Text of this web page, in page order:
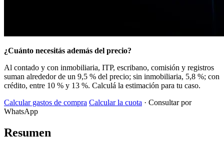
¿Cuánto necesitás además del precio?
Al contado y con inmobiliaria, ITP, escribano, comisión y registros
suman alrededor de un 9,5 % del precio; sin inmobiliaria, 5,8 %; con
crédito, entre 10 % y 13 %. Calculá la estimación para tu caso.
Calcular gastos de compra Calcular la cuota · Consultar por
WhatsApp
Resumen